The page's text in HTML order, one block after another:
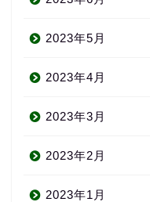
2023年5月
2023年4月
2023年3月
2023年2月
2023年1月